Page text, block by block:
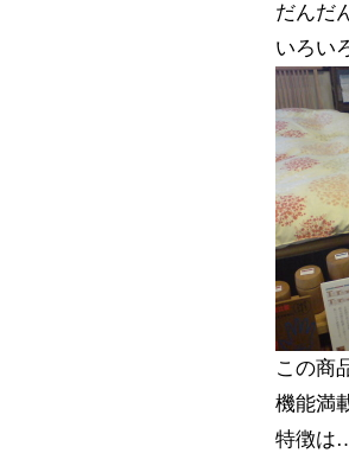
だんだ
いろい
この商
機能満
特徴は